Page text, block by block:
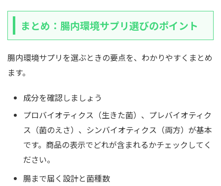
まとめ：腸内環境サプリ選びのポイント
腸内環境サプリを選ぶときの要点を、わかりやすくまとめ
ます。
成分を確認しましょう
プロバイオティクス（生きた菌）、プレバイオティク
ス（菌のえさ）、シンバイオティクス（両方）が基本
です。商品の表示でどれが含まれるかチェックしてく
ださい。
腸まで届く設計と菌種数